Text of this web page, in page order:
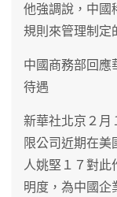
他強調說，中國
規則來管理制定
中國商務部回
待遇
新華社北京２月
限公司近期在
人姚堅１７對此
明度，為中國企